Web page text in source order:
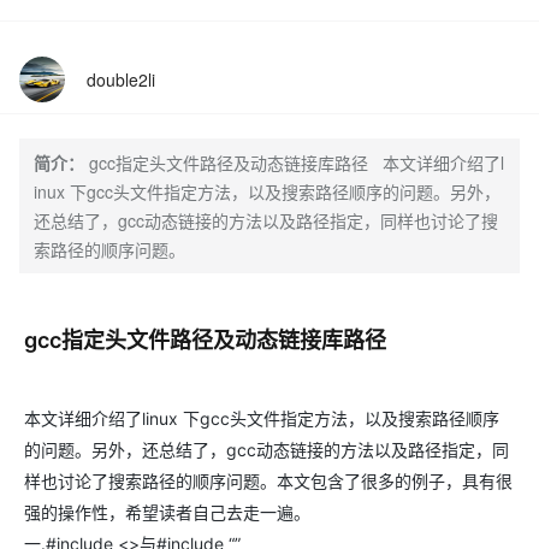
double2li
简介：
gcc指定头文件路径及动态链接库路径 本文详细介绍了l
inux 下gcc头文件指定方法，以及搜索路径顺序的问题。另外，
还总结了，gcc动态链接的方法以及路径指定，同样也讨论了搜
索路径的顺序问题。
gcc指定头文件路径及动态链接库路径
本文详细介绍了linux 下gcc头文件指定方法，以及搜索路径顺序
的问题。另外，还总结了，gcc动态链接的方法以及路径指定，同
样也讨论了搜索路径的顺序问题。本文包含了很多的例子，具有很
强的操作性，希望读者自己去走一遍。
一.#include <>与#include “”